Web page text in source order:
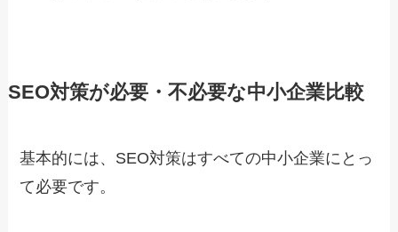
SEO対策が必要・不必要な中小企業比較
基本的には、SEO対策はすべての中小企業にとっ
て必要です。